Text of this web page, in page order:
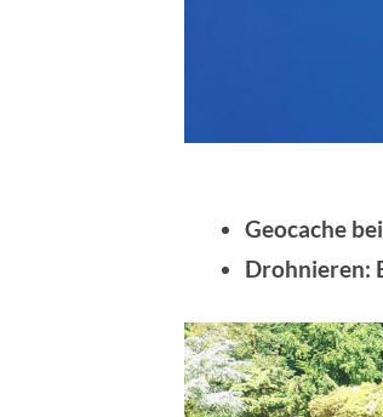
Geocache
Drohnieren: